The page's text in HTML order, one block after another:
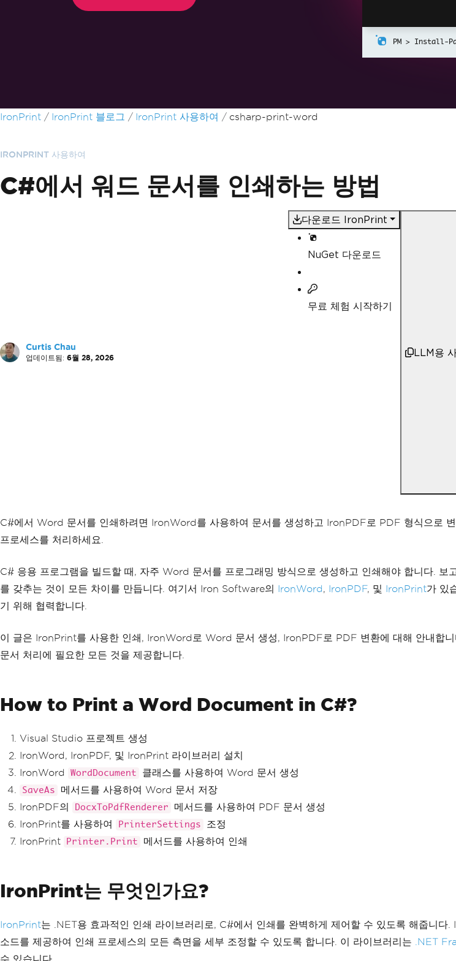
Install-
푸터 콘텐츠로 바로가기
IronPrint IronPrint 블로그 IronPrint 사용하여 csharp-print-word
IRONPRINT 사용하여
C#에서 워드 문서를 인쇄하는 방법
Curtis Chau
업데이트됨: 6월 28, 2026
다운로드 IronPrint
NuGet 다운로드
무료 체험 시작하기
LLM용
C#에서 Word 문서를 인쇄하려면 IronWord를 사용하여 문서를 생성하고 IronPDF로 PDF 형식으로
프로세스를 처리하세요.
C# 응용 프로그램을 빌드할 때, 자주 Word 문서를 프로그래밍 방식으로 생성하고 인쇄해야 합니다.
를 갖추는 것이 모든 차이를 만듭니다. 여기서 Iron Software의 IronWord, IronPDF, 및 IronPrint가 있
기 위해 협력합니다.
이 글은 IronPrint를 사용한 인쇄, IronWord로 Word 문서 생성, IronPDF로 PDF 변환에 대해 안내합
문서 처리에 필요한 모든 것을 제공합니다.
How to Print a Word Document in C#?
Visual Studio 프로젝트 생성
IronWord, IronPDF, 및 IronPrint 라이브러리 설치
IronWord
WordDocument 클래스를 사용하여 Word 문서 생성
SaveAs
메서드를 사용하여 Word 문서 저장
IronPDF의
DocxToPdfRenderer
메서드를 사용하여 PDF 문서 생성
IronPrint를 사용하여
PrinterSettings
조정
IronPrint
Printer.Print 메서드를 사용하여 인쇄
IronPrint는 무엇인가요?
IronPrint는 .NET용 효과적인 인쇄 라이브러리로, C#에서 인쇄를 완벽하게 제어할 수 있도록 해줍니
소드를 제공하여 인쇄 프로세스의 모든 측면을 세부 조정할 수 있도록 합니다. 이 라이브러리는
.NET
수 있습니다.